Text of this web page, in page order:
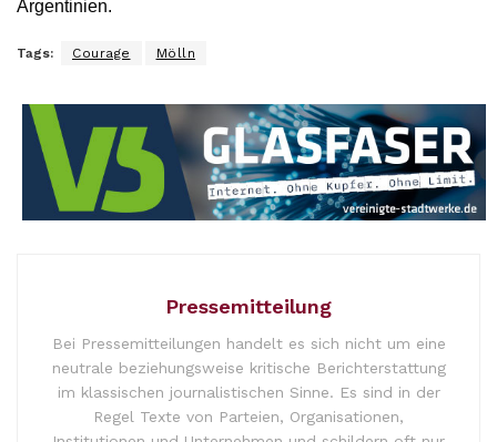
Argentinien.
Tags: Courage Mölln
Pressemitteilung
Bei Pressemitteilungen handelt es sich nicht um eine
neutrale beziehungsweise kritische Berichterstattung
im klassischen journalistischen Sinne. Es sind in der
Regel Texte von Parteien, Organisationen,